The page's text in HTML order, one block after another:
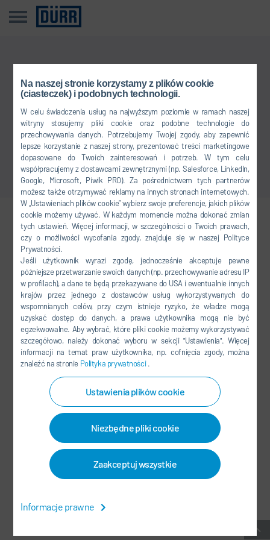
Na naszej stronie korzystamy z plików cookie
(ciasteczek) i podobnych technologii.
W celu świadczenia usług na najwyższym poziomie w ramach naszej
witryny stosujemy pliki cookie oraz podobne technologie do
przechowywania danych. Potrzebujemy Twojej zgody, aby zapewnić
lepsze korzystanie z naszej strony, prezentować treści marketingowe
dopasowane do Twoich zainteresowań i potrzeb. W tym celu
współpracujemy z dostawcami zewnętrznymi (np. Salesforce, LinkedIn,
Google, Microsoft, Piwik PRO). Za pośrednictwem tych partnerów
możesz także otrzymywać reklamy na innych stronach internetowych.
W „Ustawieniach plików cookie” wybierz swoje preferencje, jakich plików
cookie możemy używać. W każdym momencie można dokonać zmian
tych ustawień. Więcej informacji, w szczególności o Twoich prawach,
czy o możliwości wycofania zgody, znajduje się w naszej Polityce
Prywatności.
Jeśli użytkownik wyrazi zgodę, jednocześnie akceptuje pewne
późniejsze przetwarzanie swoich danych (np. przechowywanie adresu IP
w profilach), a dane te będą przekazywane do USA i ewentualnie innych
krajów przez jednego z dostawców usług wykorzystywanych do
wspomnianych celów, przy czym istnieje ryzyko, że władze mogą
uzyskać dostęp do danych, a prawa użytkownika mogą nie być
egzekwowalne. Aby wybrać, które pliki cookie możemy wykorzystywać
szczegółowo, należy dokonać wyboru w sekcji "Ustawienia". Więcej
informacji na temat praw użytkownika, np. cofnięcia zgody, można
znaleźć na stronie Polityka prywatności.
Ustawienia plików cookie
Niezbędne pliki cookie
Zaakceptuj wszystkie
Informacje prawne
Powrót do przeglądu
Dołącz do nas
FACEBOOK
YOUTUBE
LINKEDIN
INSTAGRAM
MEDIA SPOŁECZNOŚCIOWE
NEWSLETTER
KONTAKT / LOKALIZACJE
USTAWIENIA PLIKÓW COOKIES